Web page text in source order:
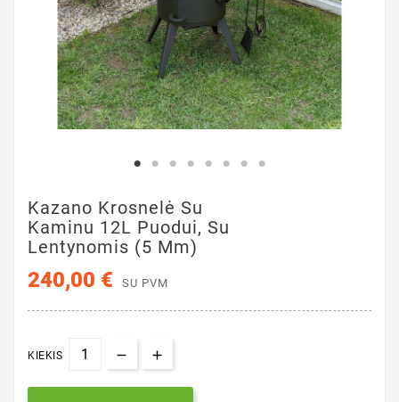
Kazano Krosnelė Su
Kaminu 12L Puodui, Su
Lentynomis (5 Mm)
240,00 € SU PVM
KIEKIS